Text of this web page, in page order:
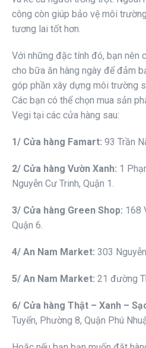
công còn giúp bảo vệ môi
tương lai tốt hơn.
Với những đặc tính đó, bạn nên
cho bữa ăn hàng ngày để đảm
góp phần xây dựng môi trường
Các bạn có thể chọn mua sản
Vegi tại các cửa hàng sau:
1/ Cửa hàng Famart: 93 Trần
2/ Cửa hàng Vườn Xanh: 1
Nguyễn Cư Trinh, Quận 1.
3/ Cửa hàng Green Shop: 168
Quận 6.
4/ An Nam Market: 303
5/ An Nam Market: 21 đường
6/ Cửa hàng Thật – Xanh –
Tuyển, Phường 8, Quận Phú